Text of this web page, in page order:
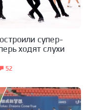
52
супер-
ходят слухи